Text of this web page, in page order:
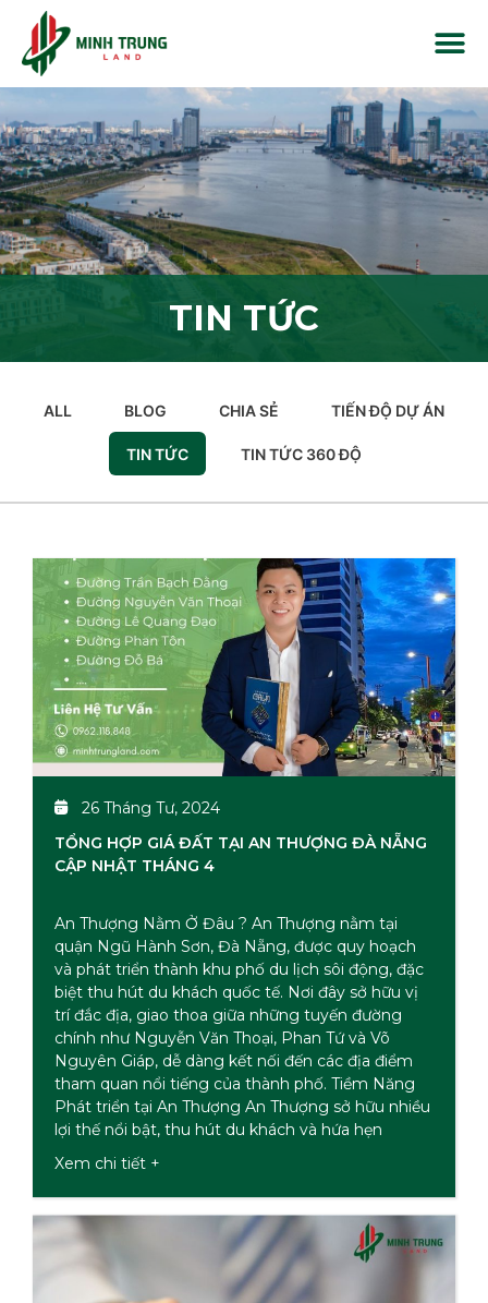
TIN TỨC
ALL BLOG CHIA SẺ TIẾN ĐỘ DỰ ÁN
TIN TỨC TIN TỨC 360 ĐỘ
TỔNG HỢP GIÁ ĐẤT TẠI AN THƯỢNG ĐÀ NẴNG
CẬP NHẬT THÁNG 4
26 Tháng Tư, 2024
An Thượng Nằm Ở Đâu ? An Thượng nằm tại
quận Ngũ Hành Sơn, Đà Nẵng, được quy hoạch
và phát triển thành khu phố du lịch sôi động, đặc
biệt thu hút du khách quốc tế. Nơi đây sở hữu vị
trí đắc địa, giao thoa giữa những tuyến đường
chính như Nguyễn Văn Thoại, Phan Tứ và Võ
Nguyên Giáp, dễ dàng kết nối đến các địa điểm
tham quan nổi tiếng của thành phố. Tiềm Năng
Phát triển tại An Thượng An Thượng sở hữu nhiều
lợi thế nổi bật, thu hút du khách và hứa hẹn
Xem chi tiết